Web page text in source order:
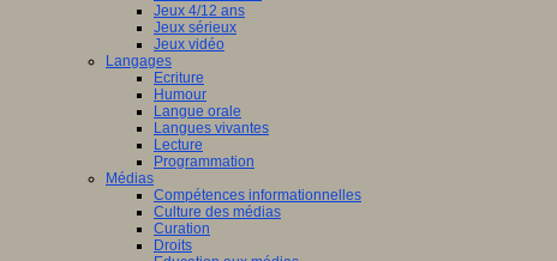
Jeux 4/12 ans
Jeux sérieux
Jeux vidéo
Langages
Ecriture
Humour
Langue orale
Langues vivantes
Lecture
Programmation
Médias
Compétences informationnelles
Culture des médias
Curation
Droits